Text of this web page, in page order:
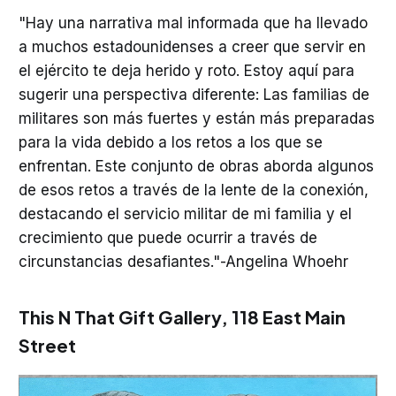
"Hay una narrativa mal informada que ha llevado
a muchos estadounidenses a creer que servir en
el ejército te deja herido y roto. Estoy aquí para
sugerir una perspectiva diferente: Las familias de
militares son más fuertes y están más preparadas
para la vida debido a los retos a los que se
enfrentan. Este conjunto de obras aborda algunos
de esos retos a través de la lente de la conexión,
destacando el servicio militar de mi familia y el
crecimiento que puede ocurrir a través de
circunstancias desafiantes."-Angelina Whoehr
This N That Gift Gallery, 118 East Main
Street